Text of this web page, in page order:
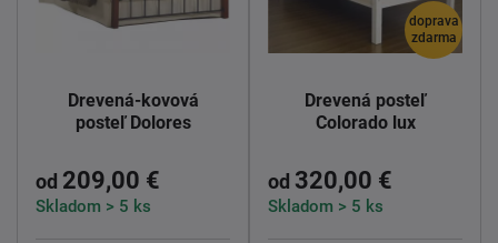
Drevená-kovová
posteľ Dolores
od 209,00 €
Skladom > 5 ks
doprava
zdarma
Drevená posteľ
Colorado lux
od 320,00 €
Skladom > 5 ks